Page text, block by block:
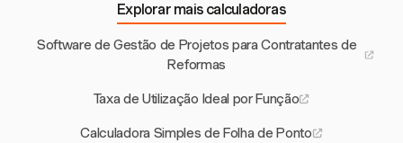
Explorar mais calculadoras
Software de Gestão de Projetos para Contratantes de
Reformas
Taxa de Utilização Ideal por Função
Calculadora Simples de Folha de Ponto